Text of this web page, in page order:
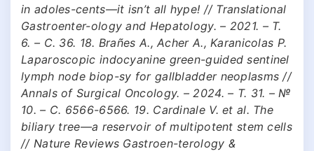
in adoles-cents—it isn’t all hype! // Translational
Gastroenter-ology and Hepatology. – 2021. – Т.
6. – С. 36. 18. Brañes A., Acher A., Karanicolas P.
Laparoscopic indocyanine green-guided sentinel
lymph node biop-sy for gallbladder neoplasms //
Annals of Surgical Oncology. – 2024. – Т. 31. – №
10. – С. 6566-6566. 19. Cardinale V. et al. The
biliary tree—a reservoir of multipotent stem cells
// Nature Reviews Gastroen-terology &